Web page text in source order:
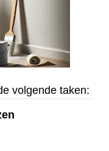
volgende taken: